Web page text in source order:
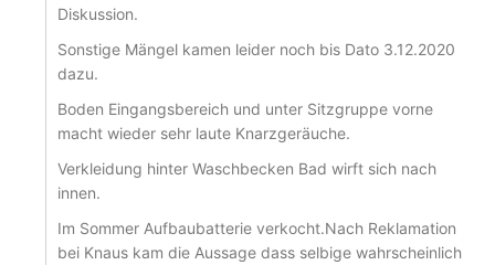
Diskussion.
Sonstige Mängel kamen leider noch bis Dato 3.12.2020
dazu.
Boden Eingangsbereich und unter Sitzgruppe vorne
macht wieder sehr laute Knarzgeräuche.
Verkleidung hinter Waschbecken Bad wirft sich nach
innen.
Im Sommer Aufbaubatterie verkocht.Nach Reklamation
bei Knaus kam die Aussage dass selbige wahrscheinlich